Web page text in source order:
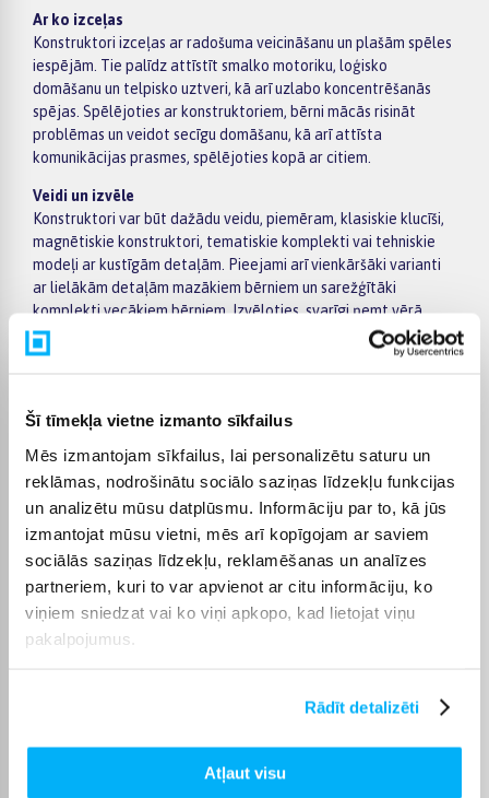
Šī tīmekļa vietne izmanto sīkfailus
Mēs izmantojam sīkfailus, lai personalizētu saturu un
reklāmas, nodrošinātu sociālo saziņas līdzekļu funkcijas
un analizētu mūsu datplūsmu. Informāciju par to, kā jūs
izmantojat mūsu vietni, mēs arī kopīgojam ar saviem
sociālās saziņas līdzekļu, reklamēšanas un analīzes
partneriem, kuri to var apvienot ar citu informāciju, ko
viņiem sniedzat vai ko viņi apkopo, kad lietojat viņu
pakalpojumus.
Rādīt detalizēti
Atļaut visu
Ar ko izceļas
Konstruktori izceļas ar radošuma veicināšanu un plašām spēles
iespējām. Tie palīdz attīstīt smalko motoriku, loģisko
domāšanu un telpisko uztveri, kā arī uzlabo koncentrēšanās
spējas. Spēlējoties ar konstruktoriem, bērni mācās risināt
problēmas un veidot secīgu domāšanu, kā arī attīsta
komunikācijas prasmes, spēlējoties kopā ar citiem.
Veidi un izvēle
Konstruktori var būt dažādu veidu, piemēram, klasiskie klucīši,
magnētiskie konstruktori, tematiskie komplekti vai tehniskie
modeļi ar kustīgām detaļām. Pieejami arī vienkāršāki varianti
ar lielākām detaļām mazākiem bērniem un sarežģītāki
komplekti vecākiem bērniem. Izvēloties, svarīgi ņemt vērā
bērna vecumu, detaļu izmēru, drošību un to, cik daudzveidīgas
iespējas piedāvā konkrētais komplekts.
Konstruktori bērniem ir piemēroti dažāda vecuma bērniem –
vecākiem bērniem ar sarežģītākiem modeļiem. Tie ir lieliski
piemēroti gan individuālai rotaļai, gan spēlēm kopā ar citiem,
palīdzot attīstīt radošumu, loģiku un pacietību.
Iegādājoties konstruktorus bērniem, Bigbox piedāvā iespēju
izmantot bezprocentu nomaksu līdz 6 mēnešiem. Pārbaudiet
pie katra produkta, vai tam ir pieejama bezmaksas piegāde.
Pircēju atsauksmes par precēm